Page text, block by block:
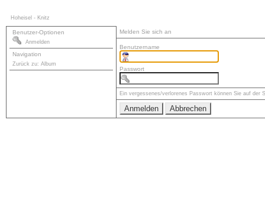
Hoheisel - Knitz
Benutzer-Optionen
Anmelden
Navigation
Zurück zu: Album
Melden Sie sich an
Benutzername
Passwort
Ein vergessenes/verlorenes Passwort können Sie auf der